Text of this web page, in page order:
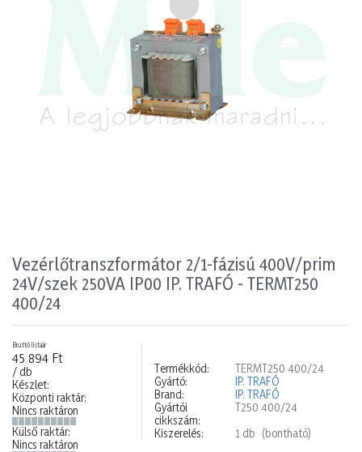
Vezérlőtranszformátor 2/1-fázisú 400V/prim
24V/szek 250VA IP00 IP. TRAFÓ - TERMT250
400/24
Bruttó listaár
45 894 Ft
/ db
Készlet:
Központi raktár:
Nincs raktáron
Külső raktár:
Nincs raktáron
Termékkód:
TERMT250 400/24
Gyártó:
IP. TRAFÓ
Brand:
IP. TRAFÓ
Gyártói
cikkszám:
T250 400/24
Kiszerelés:
1 db (bontható)